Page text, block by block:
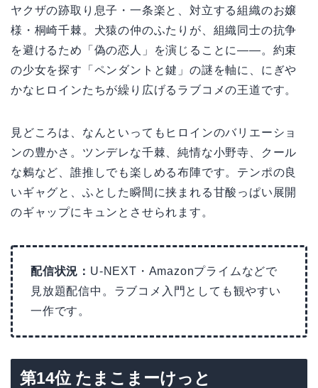
ヤクザの跡取り息子・一条楽と、対立する組織のお嬢
様・桐崎千棘。犬猿の仲のふたりが、組織同士の抗争
を避けるため「偽の恋人」を演じることに——。約束
の少女を探す「ペンダントと鍵」の謎を軸に、にぎや
かなヒロインたちが繰り広げるラブコメの王道です。
見どころは、なんといってもヒロインのバリエーショ
ンの豊かさ。ツンデレな千棘、純情な小野寺、クール
な鶫など、誰推しでも楽しめる布陣です。テンポの良
いギャグと、ふとした瞬間に挟まれる甘酸っぱい展開
のギャップにキュンとさせられます。
配信状況： U-NEXT・Amazonプライムなどで
見放題配信中。ラブコメ入門としても観やすい
一作です。
第14位 たまこまーけっと